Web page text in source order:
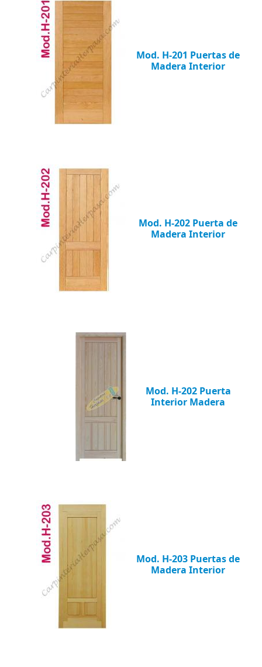
Mod. H-201 Puertas de
Madera Interior
Mod. H-202 Puerta de
Madera Interior
Mod. H-202 Puerta
Interior Madera
Mod. H-203 Puertas de
Madera Interior